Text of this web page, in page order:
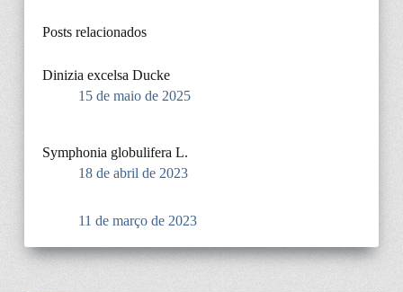
Posts relacionados
Dinizia excelsa Ducke
15 de maio de 2025
Symphonia globulifera L.
18 de abril de 2023
11 de março de 2023